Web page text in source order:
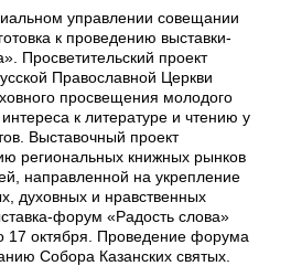
управлении совещании
к проведению выставки-
Просветительский проект
Православной Церкви
просвещения молодого
к литературе и чтению у
Выставочный проект
региональных книжных рынков
направленной на укрепление
духовных и нравственных
форум «Радость слова»
17 октября. Проведение форума
Собора Казанских святых.